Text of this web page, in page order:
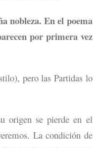
nobleza. En el poema
por primera vez
pero las Partidas lo
origen se pierde en el
La condición de